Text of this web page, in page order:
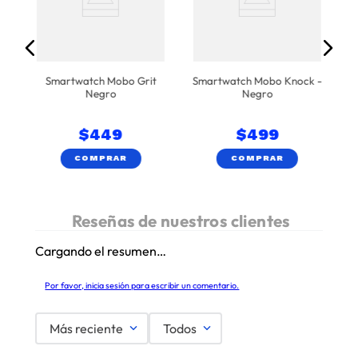
Smartwatch Mobo Grit
Negro
$449
COMPRAR
Smartwatch Mobo Knock -
Negro
$499
COMPRAR
Cargando el resumen…
Por favor, inicia sesión para escribir un comentario.
Más reciente Todos